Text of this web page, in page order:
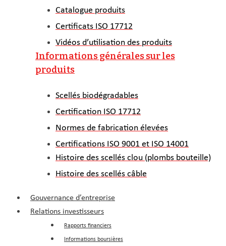
Catalogue produits
Certificats ISO 17712
Vidéos d’utilisation des produits
Informations générales sur les
produits
Scellés biodégradables
Certification ISO 17712
Normes de fabrication élevées
Certifications ISO 9001 et ISO 14001
Histoire des scellés clou (plombs bouteille)
Histoire des scellés câble
Gouvernance d’entreprise
Relations investisseurs
Rapports financiers
Informations boursières